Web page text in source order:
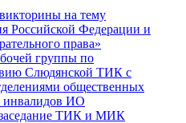
на тему
Российской Федерации и
права»
группы по
Слюдянской ТИК с
общественных
инвалидов ИО
ТИК и МИК